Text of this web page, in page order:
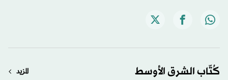
كُتّاب الشرق الأوسط المزيد